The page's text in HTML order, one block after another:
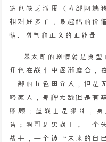
造也缺乏深度（武部阿姨
相对好多了，最起码的价
情、勇气和正义的正能量。
暴太郎的剧情就是典
角色在战斗中逐渐磨合，
一部的五色田介人，但是
咚家人，那种无敌但是有
照顾；蓝战士是猴哥，
诗；狗哥是黑战士，一个
战士，一个被“未来的自